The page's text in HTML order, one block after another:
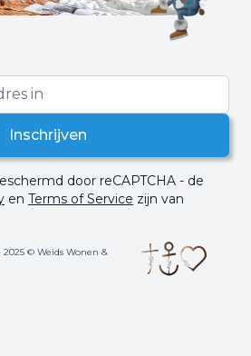
Inschrijven
door reCAPTCHA - de
en Terms of Service zijn van
© Weids Wonen &